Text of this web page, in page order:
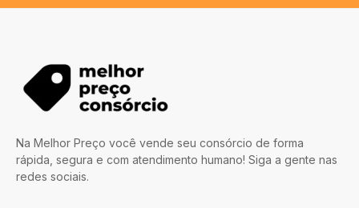
Na Melhor Preço você vende seu consórcio de forma
rápida, segura e com atendimento humano! Siga a gente nas
redes sociais.